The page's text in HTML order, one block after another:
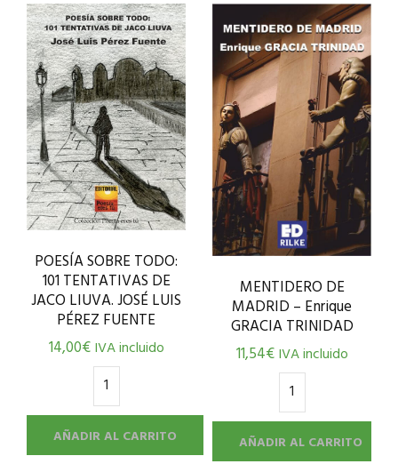
POESÍA SOBRE TODO:
101 TENTATIVAS DE
JACO LIUVA. JOSÉ LUIS
PÉREZ FUENTE
14,00€ IVA incluido
AÑADIR AL CARRITO
MENTIDERO DE
MADRID – Enrique
GRACIA TRINIDAD
11,54€ IVA incluido
AÑADIR AL CARRITO